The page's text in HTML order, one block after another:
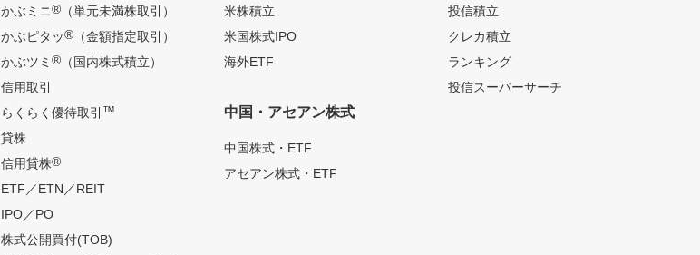
かぶミニ®（単元未満株取引）
かぶピタッ®（金額指定取引）
かぶツミ ®（国内株式積立）
信用取引
らくらく優待取引 ™
貸株
信用貸株®
ETF／ETN／REIT
IPO／PO
株式公開買付(TOB)
米株積立
米国株式IPO
海外ETF
中国・アセアン株式
中国株式・ETF
アセアン株式・ETF
投信積立
クレカ積立
ランキング
投信スーパーサーチ